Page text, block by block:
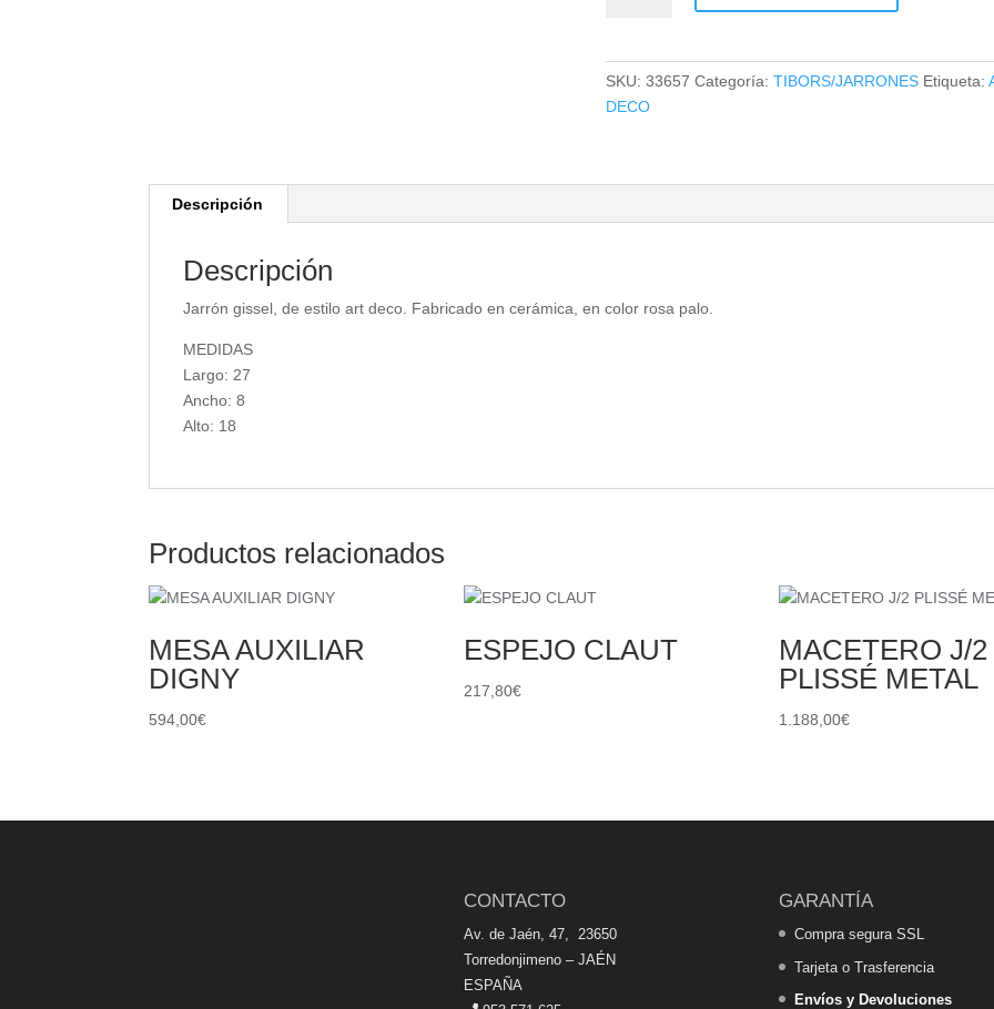
SKU:33657 Categoría:TIBORS/JARRONES Etiqueta:
DECO
Descripción
Descripción
Jarrón gissel, de estilo art deco. Fabricado en cerámica, en color rosa palo.
MEDIDAS
Largo: 27
Ancho: 8
Alto: 18
Productos relacionados
MESA AUXILIAR
DIGNY
594,00€
ESPEJO CLAUT
217,80€
MACETERO J/2
PLISSÉ METAL
1.188,00€
CONTACTO
Av. de Jaén, 47, 23650
Torredonjimeno – JAÉN
ESPAÑA
GARANTÍA
Compra segura SSL
Tarjeta o Trasferencia
Envíos y Devoluciones